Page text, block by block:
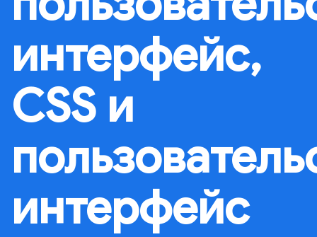
интерфейс,
CSS и
интерфейс